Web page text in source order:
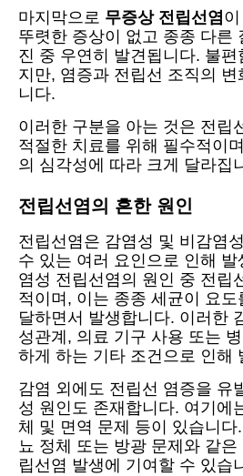
마지막으로 무증상 전립선염
뚜렷한 증상이 없고 종종 다른
진 중 우연히 발견됩니다. 불
지만, 염증과 전립선 조직의
니다.
이러한 구분을 아는 것은 전립
적절한 치료를 위해 필수적이
의 심각성에 따라 크게 달라집
전립선염의 흔한 원인
전립선염은 감염성 및 비감염
수 있는 여러 요인으로 인해
염성 전립선염의 원인 중 전립
적이며, 이는 종종 세균이 요
달하면서 발생합니다. 이러한
성관계, 의료 기구 사용 또는
하게 하는 기타 조건으로 인해
감염 외에도 전립선 염증을 유
성 원인도 존재합니다. 여기에
체 및 면역 문제 등이 있습니다
뇨 정체 또는 방광 문제와 같
립선염 발생에 기여할 수 있습